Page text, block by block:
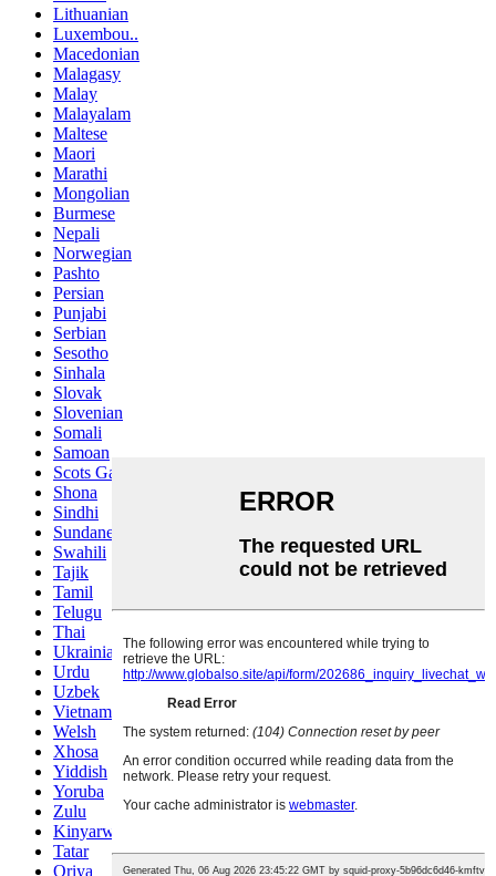
Lithuanian
Luxembou..
Macedonian
Malagasy
Malay
Malayalam
Maltese
Maori
Marathi
Mongolian
Burmese
Nepali
Norwegian
Pashto
Persian
Punjabi
Serbian
Sesotho
Sinhala
Slovak
Slovenian
Somali
Samoan
Scots Gaelic
Shona
Sindhi
Sundanese
Swahili
Tajik
Tamil
Telugu
Thai
Ukrainian
Urdu
Uzbek
Vietnamese
Welsh
Xhosa
Yiddish
Yoruba
Zulu
Kinyarwanda
Tatar
Oriya